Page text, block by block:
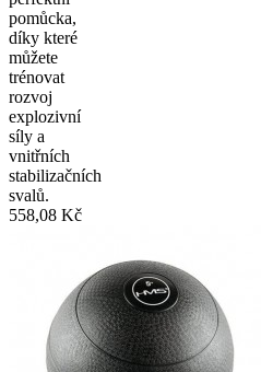
pomůcka,
díky které
můžete
trénovat
rozvoj
explozivní
síly a
vnitřních
stabilizačních
svalů.
558,08 Kč